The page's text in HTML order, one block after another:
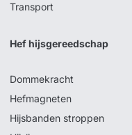
Transport
Hef hijsgereedschap
Dommekracht
Hefmagneten
Hijsbanden stroppen